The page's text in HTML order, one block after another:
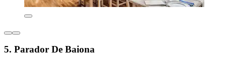
5. Parador De Baiona